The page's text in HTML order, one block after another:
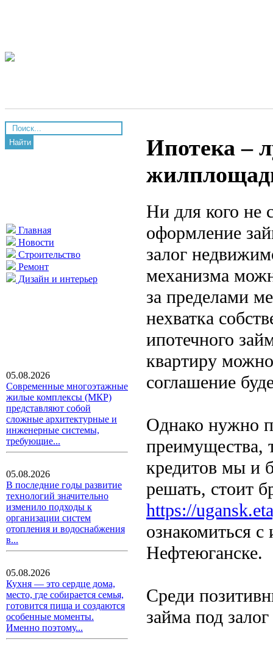
Найти
Главная
Новости
Строительство
Ремонт
Дизайн и интерьер
05.08.2026
Современные многоэтажные
жилые комплексы (МКР)
представляют собой
сложные архитектурные и
инженерные системы,
требующие...
05.08.2026
В последние годы развитие
технологий значительно
изменило подходы к
организации систем
отопления и водоснабжения
в...
05.08.2026
Кухня — это сердце дома,
место, где собирается семья,
готовится пища и создаются
особенные моменты.
Именно поэтому...
Ипотека –
Ни для кого не
оформление
залог
механизма
за пределами
нехватка
ипотечного
квартиру можно
соглашение
Однако нужно
преимущества,
кредитов мы и
решать, стоит
https://
ознакомиться
Нефтеюганске.
Среди
займа под